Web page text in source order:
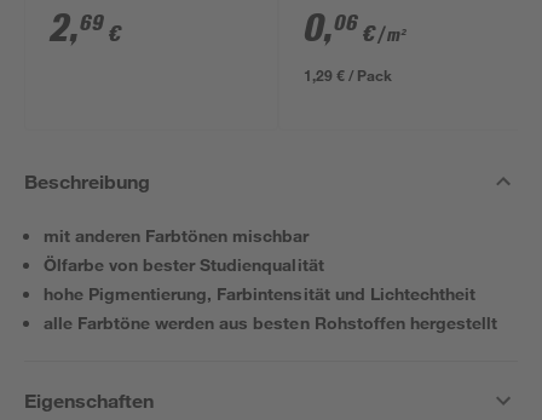
2,69 €
transparent 4 x 5 m
0,06 €/ m²
1,29 € / Pack
Beschreibung
mit anderen Farbtönen mischbar
Ölfarbe von bester Studienqualität
hohe Pigmentierung, Farbintensität und Lichtechtheit
alle Farbtöne werden aus besten Rohstoffen hergestellt
Eigenschaften